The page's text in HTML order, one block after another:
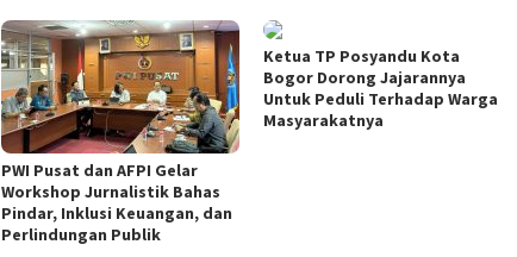
PWI Pusat dan AFPI Gelar
Workshop Jurnalistik Bahas
Pindar, Inklusi Keuangan, dan
Perlindungan Publik
Ketua TP Posyandu Kota
Bogor Dorong Jajarannya
Untuk Peduli Terhadap Warga
Masyarakatnya